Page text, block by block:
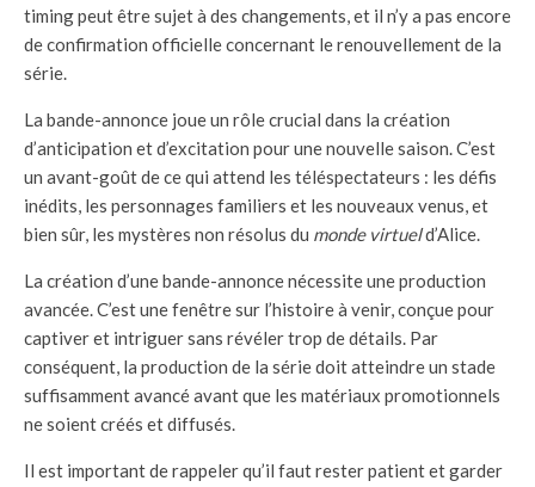
timing peut être sujet à des changements, et il n’y a pas encore
de confirmation officielle concernant le renouvellement de la
série.
La bande-annonce joue un rôle crucial dans la création
d’anticipation et d’excitation pour une nouvelle saison. C’est
un avant-goût de ce qui attend les téléspectateurs : les défis
inédits, les personnages familiers et les nouveaux venus, et
bien sûr, les mystères non résolus du monde virtueld’Alice.
La création d’une bande-annonce nécessite une production
avancée. C’est une fenêtre sur l’histoire à venir, conçue pour
captiver et intriguer sans révéler trop de détails. Par
conséquent, la production de la série doit atteindre un stade
suffisamment avancé avant que les matériaux promotionnels
ne soient créés et diffusés.
Il est important de rappeler qu’il faut rester patient et garder